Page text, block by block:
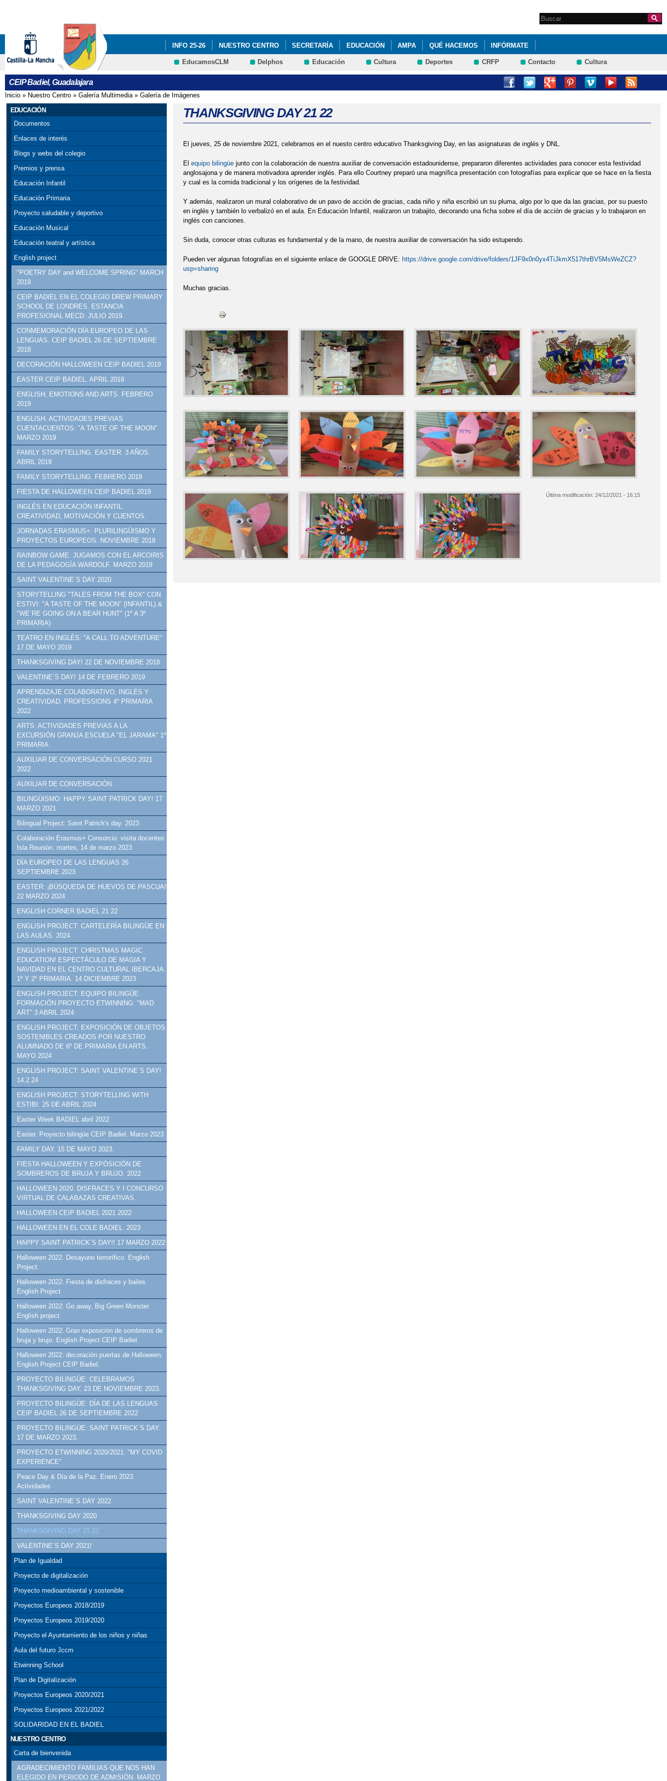
Formulario de
Search this site
INFO 25-26 NUESTRO CENTRO SECRETARÍA EDUCACIÓN AMPA QUÉ HACEMOS INFÓRMATE
ADF: SITUACIONES DE APRENDIZAJE. KANDINSKY. 1 Y 6º DE EDUCACIÓN PRIMARIA. MAYO 2024.
PREMIOS: SELECCIONADOS OLIMPIADA MATEMÁTICA ALEVÍN DE GUADALAJARA (EDUCACIÓN PRIMARIA). SEXTO DE PRIMARIA 2023.
VISITA INSTITUCIONAL: CONSEJERA DE EDUCACIÓN DE JCCM, DELEGADO DE LA JUNTA DE JCCM, DELEGADO DE EDUCACIÓN EN GUADALAJARA Y
CONCEJALA DE EDUCACIÓN. 2023
EducamosCLM Delphos Educación Cultura Deportes CRFP Contacto Cultura
CEIP Badiel, Guadalajara
Se encuentra usted aquí
Inicio » Nuestro Centro » Galería Multimedia» Galería de Imágenes
EDUCACIÓN
Documentos
Enlaces de interés
Blogs y webs del colegio
Premios y prensa
Educación Infantil
Educación Primaria
Proyecto saludable y deportivo
Educación Musical
Educación teatral y artística
English project
"POETRY DAY and WELCOME SPRING" MARCH
2019
CEIP BADIEL EN EL COLEGIO DREW PRIMARY
SCHOOL DE LONDRES. ESTANCIA
PROFESIONAL MECD. JULIO 2019.
CONMEMORACIÓN DÍA EUROPEO DE LAS
LENGUAS. CEIP BADIEL 26 DE SEPTIEMBRE
2018
DECORACIÓN HALLOWEEN CEIP BADIEL 2019
EASTER CEIP BADIEL. APRIL 2019
ENGLISH, EMOTIONS AND ARTS. FEBRERO
2019
ENGLISH. ACTIVIDADES PREVIAS
CUENTACUENTOS: "A TASTE OF THE MOON"
MARZO 2019
FAMILY STORYTELLING. EASTER. 3 AÑOS.
ABRIL 2019
FAMILY STORYTELLING. FEBRERO 2019
FIESTA DE HALLOWEEN CEIP BADIEL 2019
INGLÉS EN EDUCACIÓN INFANTIL:
CREATIVIDAD, MOTIVACIÓN Y CUENTOS.
JORNADAS ERASMUS+: PLURILINGÜISMO Y
PROYECTOS EUROPEOS. NOVIEMBRE 2018
RAINBOW GAME. JUGAMOS CON EL ARCOIRIS
DE LA PEDAGOGÍA WARDOLF. MARZO 2019
SAINT VALENTINE´S DAY 2020
STORYTELLING "TALES FROM THE BOX" CON
ESTIVI: "A TASTE OF THE MOON" (INFANTIL) &
"WE´RE GOING ON A BEAR HUNT" (1º A 3º
PRIMARIA)
TEATRO EN INGLÉS: "A CALL TO ADVENTURE"
17 DE MAYO 2019
THANKSGIVING DAY! 22 DE NOVIEMBRE 2018
VALENTINE´S DAY! 14 DE FEBRERO 2019
APRENDIZAJE COLABORATIVO, INGLÉS Y
CREATIVIDAD: PROFESSIONS 4º PRIMARIA
2022
ARTS: ACTIVIDADES PREVIAS A LA
EXCURSIÓN GRANJA ESCUELA "EL JARAMA" 1º
PRIMARIA
AUXILIAR DE CONVERSACIÓN CURSO 2021
2022
AUXILIAR DE CONVERSACIÓN.
BILINGÜISMO: HAPPY SAINT PATRICK DAY! 17
MARZO 2021
Bilingual Project: Saint Patrick's day. 2023
Colaboración Erasmus+ Consorcio: visita docentes
Isla Reunión. martes, 14 de marzo 2023
DÍA EUROPEO DE LAS LENGUAS 26
SEPTIEMBRE 2023
EASTER: ¡BÚSQUEDA DE HUEVOS DE PASCUA!
22 MARZO 2024
ENGLISH CORNER BADIEL 21 22
ENGLISH PROJECT: CARTELERÍA BILINGÜE EN
LAS AULAS. 2024
ENGLISH PROJECT: CHRISTMAS MAGIC
EDUCATION! ESPECTÁCULO DE MAGIA Y
NAVIDAD EN EL CENTRO CULTURAL IBERCAJA.
1º Y 2º PRIMARIA. 14 DICIEMBRE 2023
ENGLISH PROJECT: EQUIPO BILINGÜE.
FORMACIÓN PROYECTO ETWINNING: "MAD
ART" 3 ABRIL 2024
ENGLISH PROJECT: EXPOSICIÓN DE OBJETOS
SOSTENIBLES CREADOS POR NUESTRO
ALUMNADO DE 6º DE PRIMARIA EN ARTS.
MAYO 2024
ENGLISH PROJECT: SAINT VALENTINE´S DAY!
14.2.24
ENGLISH PROJECT: STORYTELLING WITH
ESTIBI. 25 DE ABRIL 2024
Easter Week BADIEL abril 2022
Easter. Proyecto bilingüe CEIP Badiel. Marzo 2023
FAMILY DAY. 15 DE MAYO 2023.
FIESTA HALLOWEEN Y EXPÒSICIÓN DE
SOMBREROS DE BRUJA Y BRUJO. 2022
HALLOWEEN 2020. DISFRACES Y I CONCURSO
VIRTUAL DE CALABAZAS CREATIVAS.
HALLOWEEN CEIP BADIEL 2021 2022
HALLOWEEN EN EL COLE BADIEL. 2023
HAPPY SAINT PATRICK´S DAY!! 17 MARZO 2022
Halloween 2022. Desayuno terrorífico. English
Project.
Halloween 2022: Fiesta de disfraces y bailes.
English Project
Halloween 2022: Go away, Big Green Monster.
English project
Halloween 2022: Gran exposición de sombreros de
bruja y brujo. English Project CEIP Badiel
Halloween 2022: decoración puertas de Halloween.
English Project CEIP Badiel.
PROYECTO BILINGÜE: CELEBRAMOS
THANKSGIVING DAY. 23 DE NOVIEMBRE 2023.
PROYECTO BILINGÜE: DÍA DE LAS LENGUAS
CEIP BADIEL 26 DE SEPTIEMBRE 2022
PROYECTO BILINGÜE: SAINT PATRICK´S DAY.
17 DE MARZO 2023.
PROYECTO ETWINNING 2020/2021: "MY COVID
EXPERIENCE"
Peace Day & Día de la Paz. Enero 2023.
Actividades
SAINT VALENTINE´S DAY 2022
THANKSGIVING DAY 2020
THANKSGIVING DAY 21 22
VALENTINE´S DAY 2021!
Plan de Igualdad
Proyecto de digitalización
Proyecto medioambiental y sostenible
Proyectos Europeos 2018/2019
Proyectos Europeos 2019/2020
Proyecto el Ayuntamiento de los niños y niñas
Aula del futuro Jccm
Etwinning School
Plan de Digitalización
Proyectos Europeos 2020/2021
Proyectos Europeos 2021/2022
SOLIDARIDAD EN EL BADIEL
NUESTRO CENTRO
Carta de bienvenida
AGRADECIMIENTO FAMILIAS QUE NOS HAN
ELEGIDO EN PERIODO DE ADMISIÓN. MARZO
THANKSGIVING DAY 21 22
El jueves, 25 de noviembre 2021, celebramos en el nuesto centro educativo Thanksgiving Day, en las asignaturas de inglés y DNL.
El equipo bilingüejunto con la colaboración de nuestra auxiliar de conversación estadounidense, prepararon diferentes actividades para conocer esta festividad
anglosajona y de manera motivadora aprender inglés. Para ello Courtney preparó una magnífica presentación con fotografías para explicar que se hace en la fiesta
y cual es la comida tradicional y los orígenes de la festividad.
Y además, realizaron un mural colaborativo de un pavo de acción de gracias, cada niño y niña escribió un su pluma, algo por lo que da las gracias, por su puesto
en inglés y también lo verbalizó en el aula. En Educación Infantil, realizaron un trabajito, decorando una ficha sobre el día de acción de gracias y lo trabajaron en
inglés con canciones.
Sin duda, conocer otras culturas es fundamental y de la mano, de nuestra auxiliar de conversación ha sido estupendo.
Pueden ver algunas fotografías en el siguiente enlace de GOOGLE DRIVE: https://drive.google.com/drive/folders/1JF9x0n0yx4TiJkmX517thrBV5MsWeZCZ?
usp=sharing
Muchas gracias.
Última modificación:24/12/2021 - 16:15